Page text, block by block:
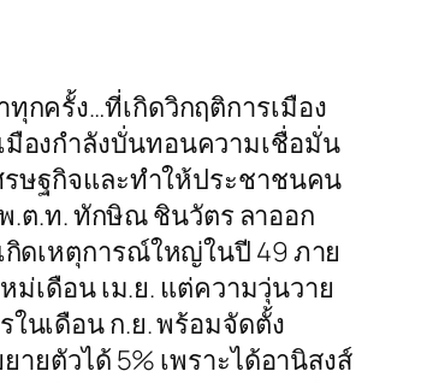
ทุกครั้ง…ที่เกิดวิกฤติการเมือง
มืองกำลังบั่นทอนความเชื่อมั่น
รษฐกิจและทำให้ประชาชนคน
.ต.ท. ทักษิณ ชินวัตร ลาออก
กิดเหตุการณ์ใหญ่ในปี 49 ภาย
เดือน เม.ย. แต่ความวุ่นวาย
นเดือน ก.ย. พร้อมจัดตั้ง
ยตัวได้ 5% เพราะได้อานิสงส์